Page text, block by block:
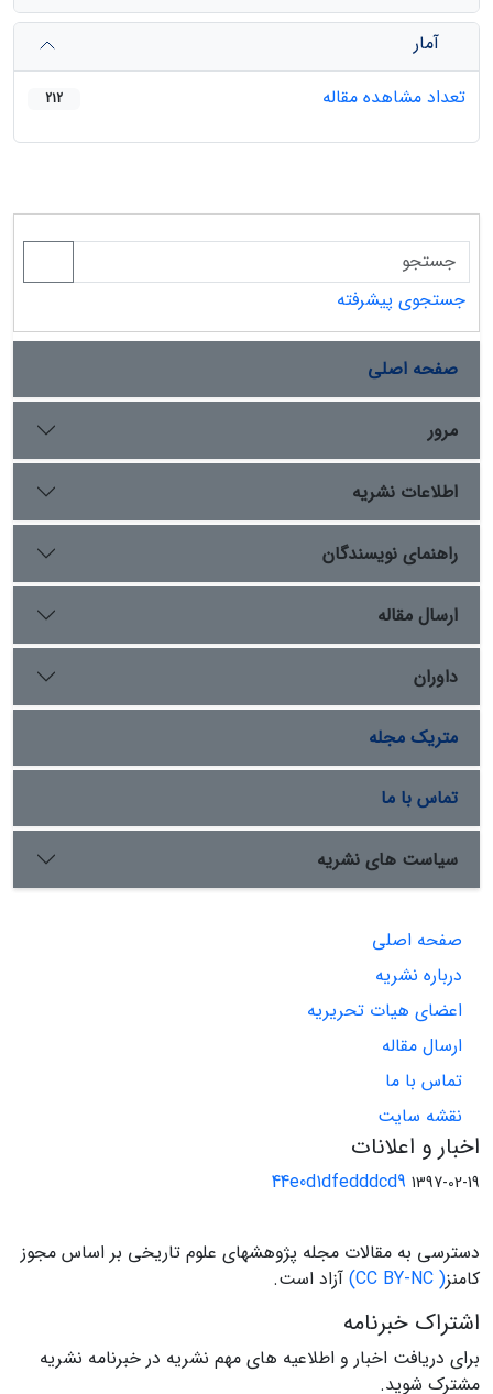
آمار
تعداد مشاهده مقاله
212
جستجوی پیشرفته
صفحه اصلی
مرور
اطلاعات نشریه
راهنمای نویسندگان
ارسال مقاله
داوران
متریک مجله
تماس با ما
سیاست های نشریه
صفحه اصلی
درباره نشریه
اعضای هیات تحریریه
ارسال مقاله
تماس با ما
نقشه سایت
اخبار و اعلانات
44e0d1dfedddcd9 1397-02-19
دسترسی به مقالات مجله پژوهشهای علوم تاریخی بر اساس مجوز
کامنز( CC BY-NC) آزاد است.
اشتراک خبرنامه
برای دریافت اخبار و اطلاعیه های مهم نشریه در خبرنامه نشریه
مشترک شوید.